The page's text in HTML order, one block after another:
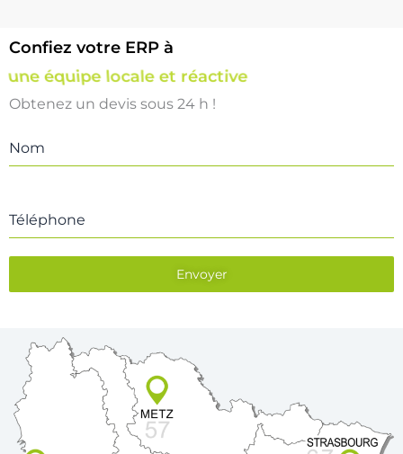
Confiez votre ERP à
une équipe locale et réactive
Obtenez un devis sous 24 h !
Nom
Téléphone
Envoyer